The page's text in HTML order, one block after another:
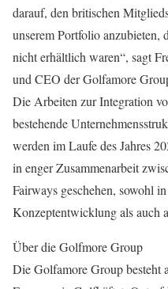
darauf, den britischen
unserem Portfolio
nicht erhältlich waren“, sagt
und CEO der Golfamore
Die Arbeiten zur Integration
bestehende
werden im Laufe des Jahres
in enger Zusammenarbeit
Fairways geschehen, sowohl
Konzeptentwicklung als auch
Über die Golfmore Group
Die Golfamore Group besteht